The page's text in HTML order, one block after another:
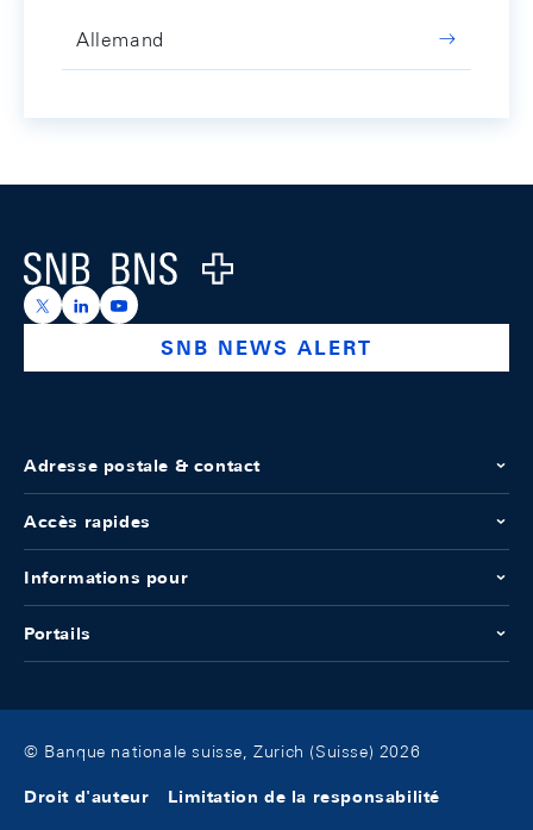
Allemand
Logo
https://x.com/snb_bns
https://ch.linkedin.com/company/swiss-national-
https://www.youtube.com/@swissnationalbank
SNB NEWS ALERT
Adresse postale & contact
Accès rapides
Informations pour
Portails
© Banque nationale suisse, Zurich (Suisse) 2026
Droit d'auteur Limitation de la responsabilité